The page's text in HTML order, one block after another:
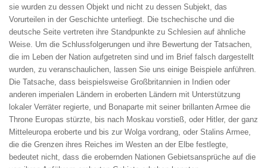
sie wurden zu dessen Objekt und nicht zu dessen Subjekt, das
Vorurteilen in der Geschichte unterliegt. Die tschechische und die
deutsche Seite vertreten ihre Standpunkte zu Schlesien auf ähnliche
Weise. Um die Schlussfolgerungen und ihre Bewertung der Tatsachen,
die im Leben der Nation aufgetreten sind und im Brief falsch dargestellt
wurden, zu veranschaulichen, lassen Sie uns einige Beispiele anführen.
Die Tatsache, dass beispielsweise Großbritannien in Indien oder
anderen imperialen Ländern in eroberten Ländern mit Unterstützung
lokaler Verräter regierte, und Bonaparte mit seiner brillanten Armee die
Throne Europas stürzte, bis nach Moskau vorstieß, oder Hitler, der ganz
Mitteleuropa eroberte und bis zur Wolga vordrang, oder Stalins Armee,
die die Grenzen ihres Reiches im Westen an der Elbe festlegte,
bedeutet nicht, dass die erobernden Nationen Gebietsansprüche auf die